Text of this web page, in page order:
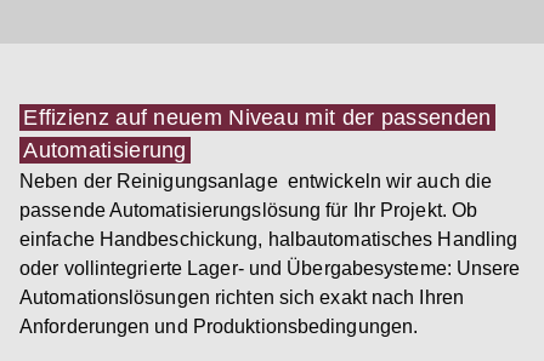
Effizienz auf neuem Niveau mit der passenden
Automatisierung
Neben der Reinigungsanlage entwickeln wir auch die
passende Automatisierungslösung für Ihr Projekt. Ob
einfache Handbeschickung, halbautomatisches Handling
oder vollintegrierte Lager- und Übergabesysteme: Unsere
Automationslösungen richten sich exakt nach Ihren
Anforderungen und Produktionsbedingungen.